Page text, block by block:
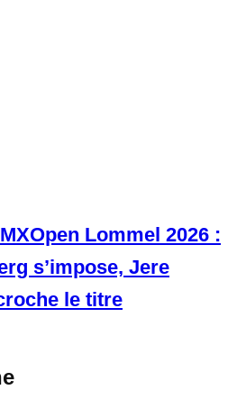
Lommel 2026 :
s’impose, Jere
le titre